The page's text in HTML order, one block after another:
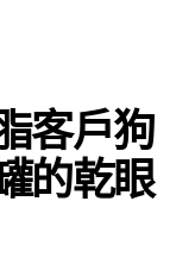
客戶狗
的乾眼